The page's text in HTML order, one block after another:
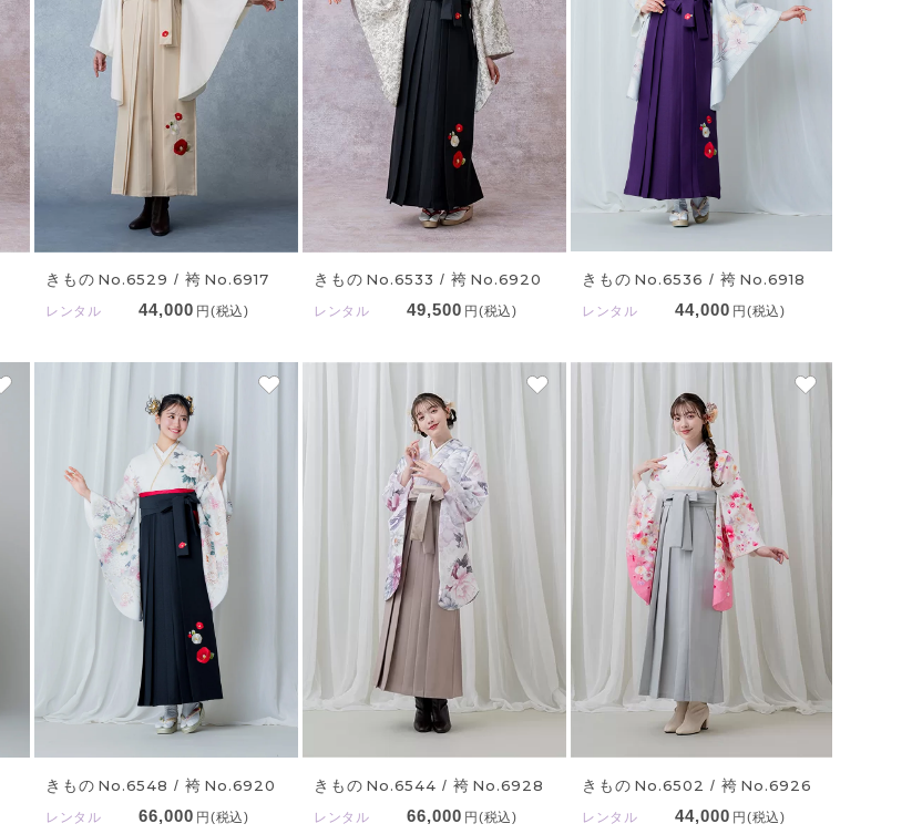
きもの No.6529 / 袴 No.6917
レンタル 44,000 円(税込)
きもの No.6533 / 袴 No.6920
レンタル 49,500 円(税込)
きもの No.6536 / 袴 No.6918
レンタル 44,000 円(税込)
きもの No.6548 / 袴 No.6920
レンタル 66,000 円(税込)
きもの No.6544 / 袴 No.6928
レンタル 66,000 円(税込)
きもの No.6502 / 袴 No.6926
レンタル 44,000 円(税込)